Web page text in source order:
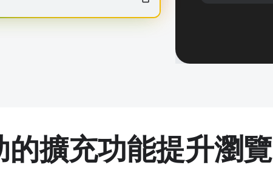
擴充功能提升瀏覽